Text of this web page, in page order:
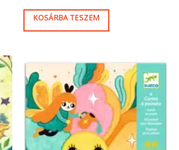
KOSÁRBA TESZEM